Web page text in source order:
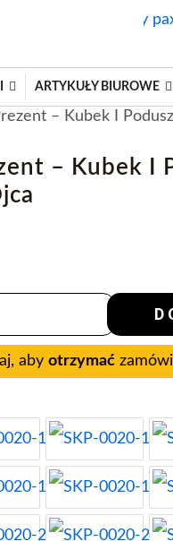
ARTYKUŁY BIUROWE
– Kubek I
– Kubek I
abyotrzymać